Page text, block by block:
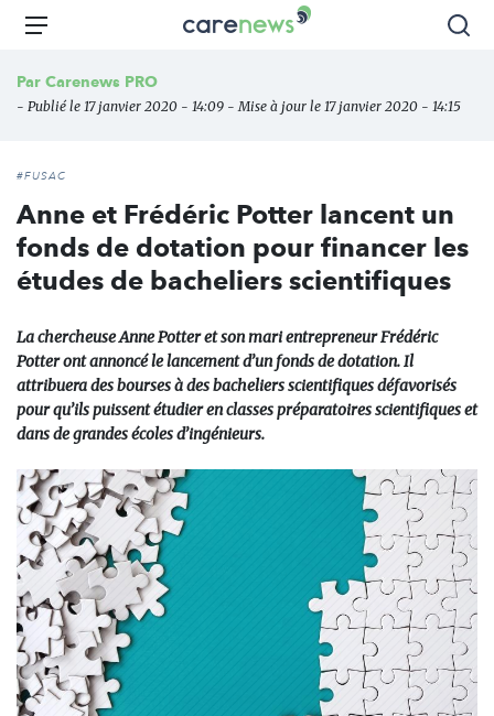
Aller
principal
Carenews,
des
Menu
Par Carenews PRO
- Publié le 17 janvier 2020 - 14:09 - Mise à jour le 17 janvier 2020 - 14:15
#FUSAC
Anne et Frédéric Potter lancent un
fonds de dotation pour financer les
études de bacheliers scientifiques
La chercheuse Anne Potter et son mari entrepreneur Frédéric
Potter ont annoncé le lancement d’un fonds de dotation. Il
attribuera des bourses à des bacheliers scientifiques défavorisés
pour qu’ils puissent étudier en classes préparatoires scientifiques et
dans de grandes écoles d’ingénieurs.